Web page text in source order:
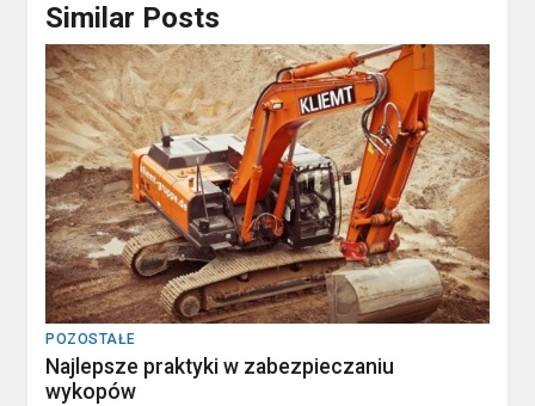
Similar Posts
POZOSTAŁE
Najlepsze praktyki w zabezpieczaniu
wykopów